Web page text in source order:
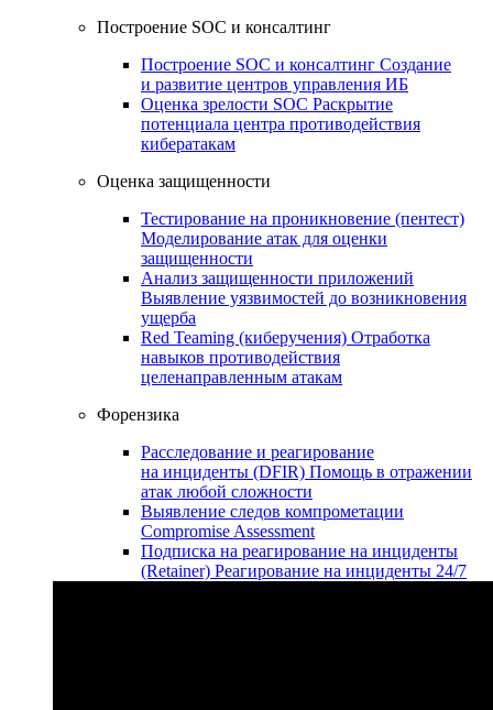
Построение SOC и консалтинг
Построение SOC и консалтинг Создание
и развитие центров управления ИБ
Оценка зрелости SOC Раскрытие
потенциала центра противодействия
кибератакам
Оценка защищенности
Тестирование на проникновение (пентест)
Моделирование атак для оценки
защищенности
Анализ защищенности приложений
Выявление уязвимостей до возникновения
ущерба
Red Teaming (киберучения) Отработка
навыков противодействия
целенаправленным атакам
Форензика
Расследование и реагирование
на инциденты (DFIR) Помощь в отражении
атак любой сложности
Выявление следов компрометации
Compromise Assessment
Подписка на реагирование на инциденты
(Retainer) Реагирование на инциденты 24/7